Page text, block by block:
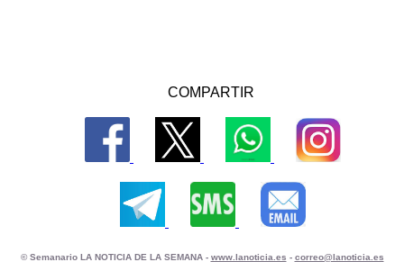
COMPARTIR
© Semanario LA NOTICIA DE LA SEMANA - www.lanoticia.es - correo@lanoticia.es